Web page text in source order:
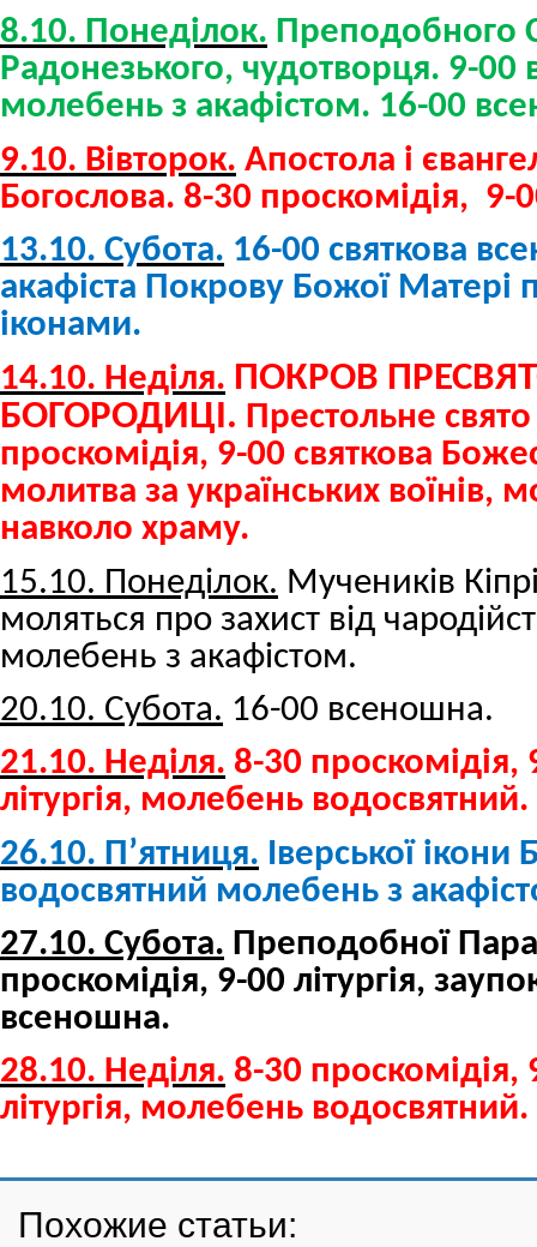
8.10. Понеділок. Преподобного
Радонезького, чудотворця. 9-00
молебень з акафістом. 16-00
9.10. Вівторок. Апостола і
Богослова. 8-30 проскомідія, 9-
13.10. Субота. 16-00 святкова
акафіста Покрову Божої
іконами.
14.10. Неділя. ПОКРОВ
БОГОРОДИЦІ. Престольне
проскомідія, 9-00 святкова
молитва за українських воїнів,
навколо храму.
15.10. Понеділок. Мучеників
моляться про захист від
молебень з акафістом.
20.10. Субота. 16-00 всеношна.
21.10. Неділя. 8-30
літургія, молебень водосвятний.
26.10. П’ятниця. Іверської
водосвятний молебень з
27.10. Субота. Преподобної
проскомідія, 9-00 літургія,
всеношна.
28.10. Неділя. 8-30
літургія, молебень водосвятний.
Похожие статьи: